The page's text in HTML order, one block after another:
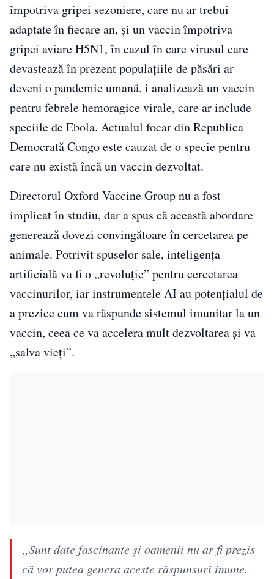
împotriva gripei sezoniere, care nu ar trebui
adaptate în fiecare an, și un vaccin împotriva
gripei aviare H5N1, în cazul în care virusul care
devastează în prezent populațiile de păsări ar
deveni o pandemie umană. i analizează un vaccin
pentru febrele hemoragice virale, care ar include
speciile de Ebola. Actualul focar din Republica
Democrată Congo este cauzat de o specie pentru
care nu există încă un vaccin dezvoltat.
Directorul Oxford Vaccine Group nu a fost
implicat în studiu, dar a spus că această abordare
generează dovezi convingătoare în cercetarea pe
animale. Potrivit spuselor sale, inteligența
artificială va fi o „revoluție” pentru cercetarea
vaccinurilor, iar instrumentele AI au potențialul de
a prezice cum va răspunde sistemul imunitar la un
vaccin, ceea ce va accelera mult dezvoltarea și va
„salva vieți”.
„Sunt date fascinante și oamenii nu ar fi prezis
că vor putea genera aceste răspunsuri imune.